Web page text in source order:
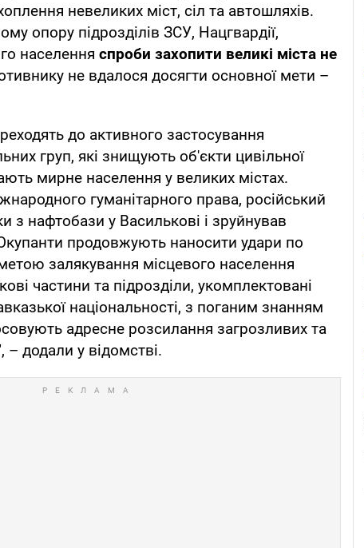
невеликих міст, сіл та автошляхів.
опору підрозділів ЗСУ, Нацгвардії,
населення спроби захопити великі міста не
не вдалося досягти основної мети –
до активного застосування
груп, які знищують об'єкти цивільної
мирне населення у великих містах.
гуманітарного права, російський
з нафтобази у Василькові і зруйнував
продовжують наносити удари по
залякування місцевого населення
частини та підрозділи, укомплектовані
національності, з поганим знанням
адресне розсилання загрозливих та
– додали у відомстві.